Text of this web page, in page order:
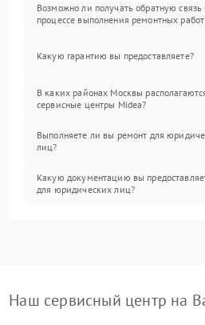
Возможно ли получать обратную связь
процессе выполнения ремонтных
Какую гарантию вы предоставляете?
В каких районах Москвы
сервисные центры Midea?
Выполняете ли вы ремонт для
лиц?
Какую документацию вы
для юридических лиц?
Наш сервисный центр на